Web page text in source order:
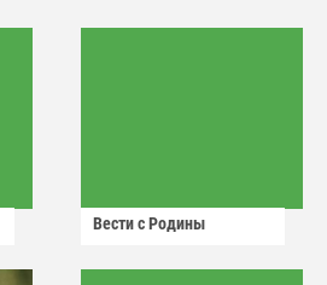
Вести с Родины